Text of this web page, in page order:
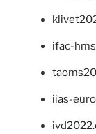
ifac-
iias-